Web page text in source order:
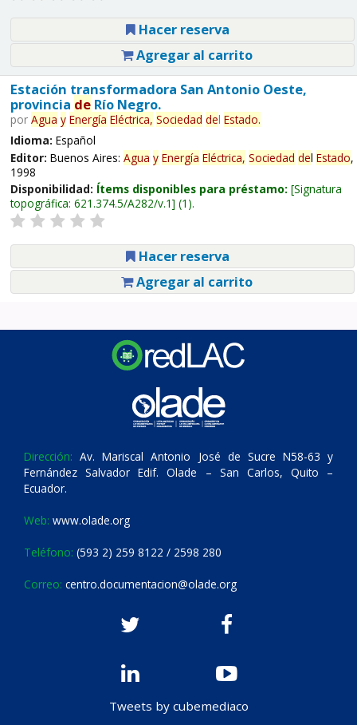
Hacer reserva
Agregar al carrito
Estación transformadora San Antonio Oeste,
provincia deRío Negro.
por Agua y Energía Eléctrica, Sociedad del Estado.
Idioma: Español
Editor: Buenos Aires: Agua y Energía Eléctrica, Sociedad del Estado,
1998
Disponibilidad: Ítems disponibles para préstamo: Signatura
topográfica: 621.374.5/A282/v.1 (1).
Hacer reserva
Agregar al carrito
Dirección: Av. Mariscal Antonio José de Sucre N58-63 y
Fernández Salvador Edif. Olade – San Carlos, Quito –
Ecuador.
Web: www.olade.org
Teléfono: (593 2) 259 8122 / 2598 280
Correo: centro.documentacion@olade.org
Tweets by cubemediaco